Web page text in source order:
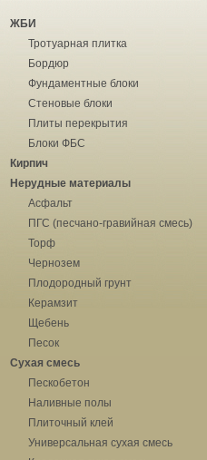
ЖБИ
Тротуарная плитка
Бордюр
Фундаментные блоки
Стеновые блоки
Плиты перекрытия
Блоки ФБС
Кирпич
Нерудные материалы
Асфальт
ПГС (песчано-гравийная смесь)
Торф
Чернозем
Плодородный грунт
Керамзит
Щебень
Песок
Сухая смесь
Пескобетон
Наливные полы
Плиточный клей
Универсальная сухая смесь